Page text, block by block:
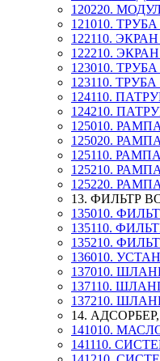
120220.
121010.
122110.
122210.
123010.
123110.
124110.
124210.
125010.
125020.
125110.
125210.
125220.
13. ФИЛЬТР
135010.
135110.
135210.
136010.
137010.
137110.
137210.
14.
141010.
141110.